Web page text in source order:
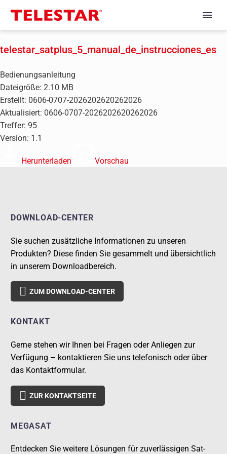
telestar_satplus_5_manual_de_instrucciones_es
Bedienungsanleitung
Dateigröße: 2.10 MB
Erstellt: 0606-0707-2026202620262026
Aktualisiert: 0606-0707-2026202620262026
Treffer: 95
Version: 1.1
Herunterladen Vorschau
DOWNLOAD-CENTER
Sie suchen zusätzliche Informationen zu unseren
Produkten? Diese finden Sie gesammelt und übersichtlich
in unserem Downloadbereich.
 ZUM DOWNLOAD-CENTER
KONTAKT
Gerne stehen wir Ihnen bei Fragen oder Anliegen zur
Verfügung – kontaktieren Sie uns telefonisch oder über
das Kontaktformular.
 ZUR KONTAKTSEITE
MEGASAT
Entdecken Sie weitere Lösungen für zuverlässigen Sat-